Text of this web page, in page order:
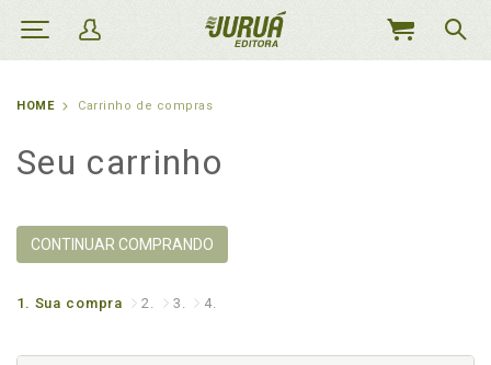
MEU
HOME Carrinho de compras
Seu carrinho
CONTINUAR COMPRANDO
1. Sua compra 2. 3. 4.